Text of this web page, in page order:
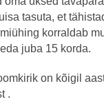
tasuta, et
korraldab
juba 15 korda.
on kõigil
.